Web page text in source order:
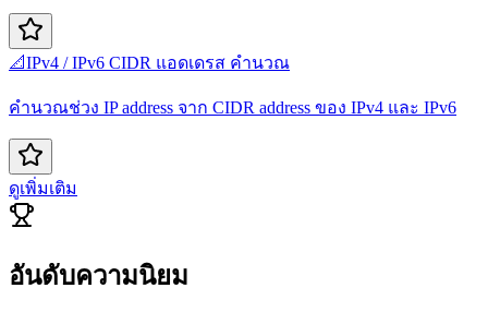
📐IPv4 / IPv6 CIDR แอดเดรส คำนวณ
คำนวณช่วง IP address จาก CIDR address ของ IPv4 และ IPv6
ดูเพิ่มเติม
อันดับความนิยม